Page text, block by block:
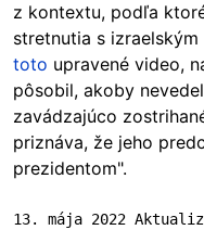
z kontextu, podľa
stretnutia s
toto upravené video,
pôsobil, akoby
zavádzajúco
priznáva, že jeho
prezidentom".
13. mája 2022